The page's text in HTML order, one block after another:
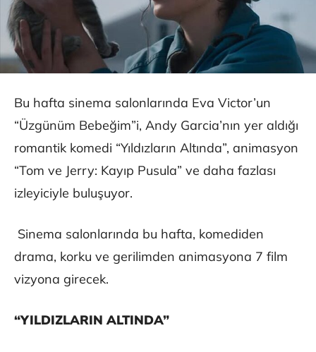
Bu hafta sinema salonlarında Eva Victor’un
“Üzgünüm Bebeğim”i, Andy Garcia’nın yer aldığı
romantik komedi “Yıldızların Altında”, animasyon
“Tom ve Jerry: Kayıp Pusula” ve daha fazlası
izleyiciyle buluşuyor.
Sinema salonlarında bu hafta, komediden
drama, korku ve gerilimden animasyona 7 film
vizyona girecek.
“YILDIZLARIN ALTINDA”